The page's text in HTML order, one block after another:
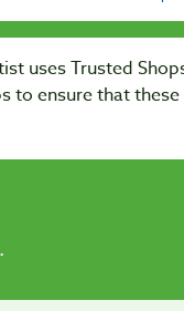
uses Trusted
to ensure that